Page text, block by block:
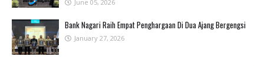
June 05, 2026
Bank Nagari Raih Empat Penghargaan Di Dua Ajang Bergengsi
January 27, 2026